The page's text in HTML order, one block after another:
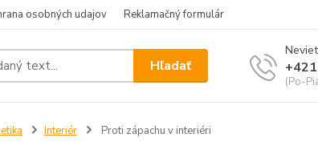
osobných udajov Reklamačný formulár
Hľadať
(Po-
Interiér Proti zápachu v interiéri